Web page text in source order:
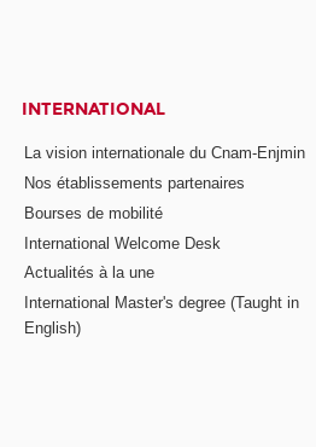
INTERNATIONAL
La vision internationale du Cnam-Enjmin
Nos établissements partenaires
Bourses de mobilité
International Welcome Desk
Actualités à la une
International Master's degree (Taught in
English)